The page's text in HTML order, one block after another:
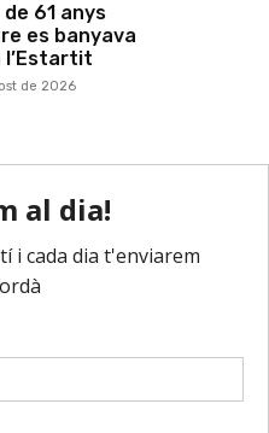
de 61 anys
es banyava
l’Estartit
de 2026